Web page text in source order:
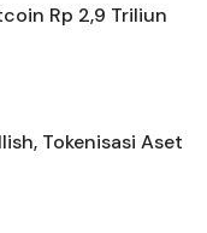
Rp 2,9 Triliun
Tokenisasi Aset